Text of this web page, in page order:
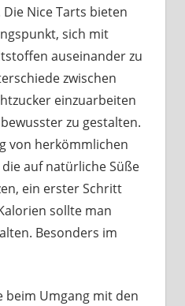
Nice Tarts bieten
sich mit
auseinander zu
zwischen
einzuarbeiten
zu gestalten.
von herkömmlichen
auf natürliche Süße
ein erster Schritt
sollte man
Besonders im
beim Umgang mit den